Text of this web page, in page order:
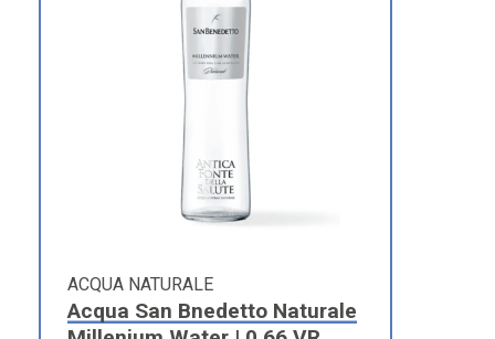
ACQUA NATURALE
Acqua San Bnedetto Naturale